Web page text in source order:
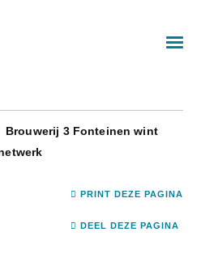
Brouwerij 3 Fonteinen wint
PRINT DEZE PAGINA
DEEL DEZE PAGINA